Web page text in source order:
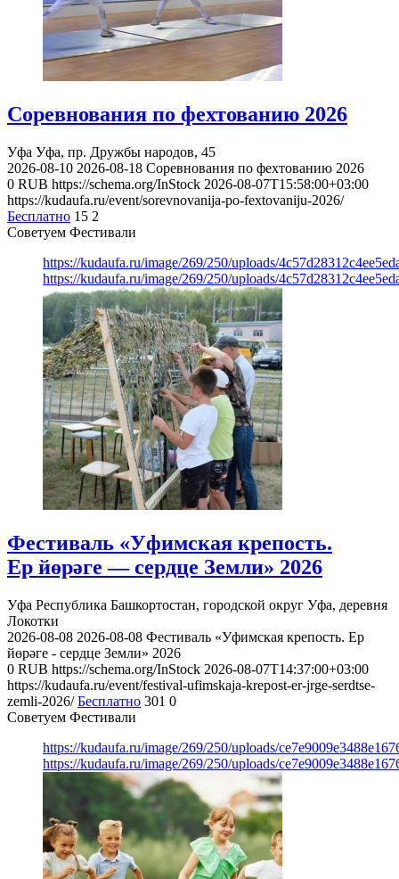
Соревнования по фехтованию 2026
Уфа Уфа, пр. Дружбы народов, 45
2026-08-10 2026-08-18 Соревнования по фехтованию 2026
0 RUB https://schema.org/InStock 2026-08-07T15:58:00+03:00
https://kudaufa.ru/event/sorevnovanija-po-fextovaniju-2026/
Бесплатно 15 2
Советуем Фестивали
https://kudaufa.ru/image/269/250/uploads/
https://kudaufa.ru/image/269/250/uploads/
Фестиваль «Уфимская крепость.
Ер йөрәге — сердце Земли» 2026
Уфа Республика Башкортостан, городской округ Уфа, деревня
Локотки
2026-08-08 2026-08-08 Фестиваль «Уфимская крепость. Ер
йөрәге - сердце Земли» 2026
0 RUB https://schema.org/InStock 2026-08-07T14:37:00+03:00
https://kudaufa.ru/event/festival-ufimskaja-krepost-er-jrge-serdtse-
zemli-2026/ Бесплатно 301 0
Советуем Фестивали
https://kudaufa.ru/image/269/250/uploads/
https://kudaufa.ru/image/269/250/uploads/